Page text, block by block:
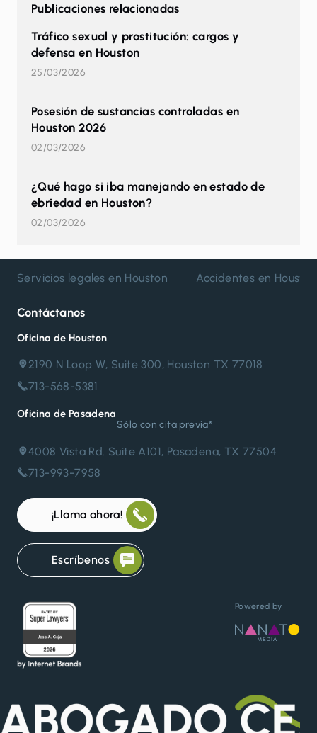
Publicaciones relacionadas
Tráfico sexual y prostitución: cargos y
defensa en Houston
25/03/2026
Posesión de sustancias controladas en
Houston 2026
02/03/2026
¿Qué hago si iba manejando en estado de
ebriedad en Houston?
02/03/2026
Servicios legales en Houston Accidentes en Houston
Contáctanos
Oficina de Houston
2190 N Loop W, Suite 300, Houston TX 77018
713-568-5381
Oficina de Pasadena
Sólo con cita previa*
4008 Vista Rd. Suite A101, Pasadena, TX 77504
713-993-7958
¡Llama ahora!
Escríbenos
Powered by